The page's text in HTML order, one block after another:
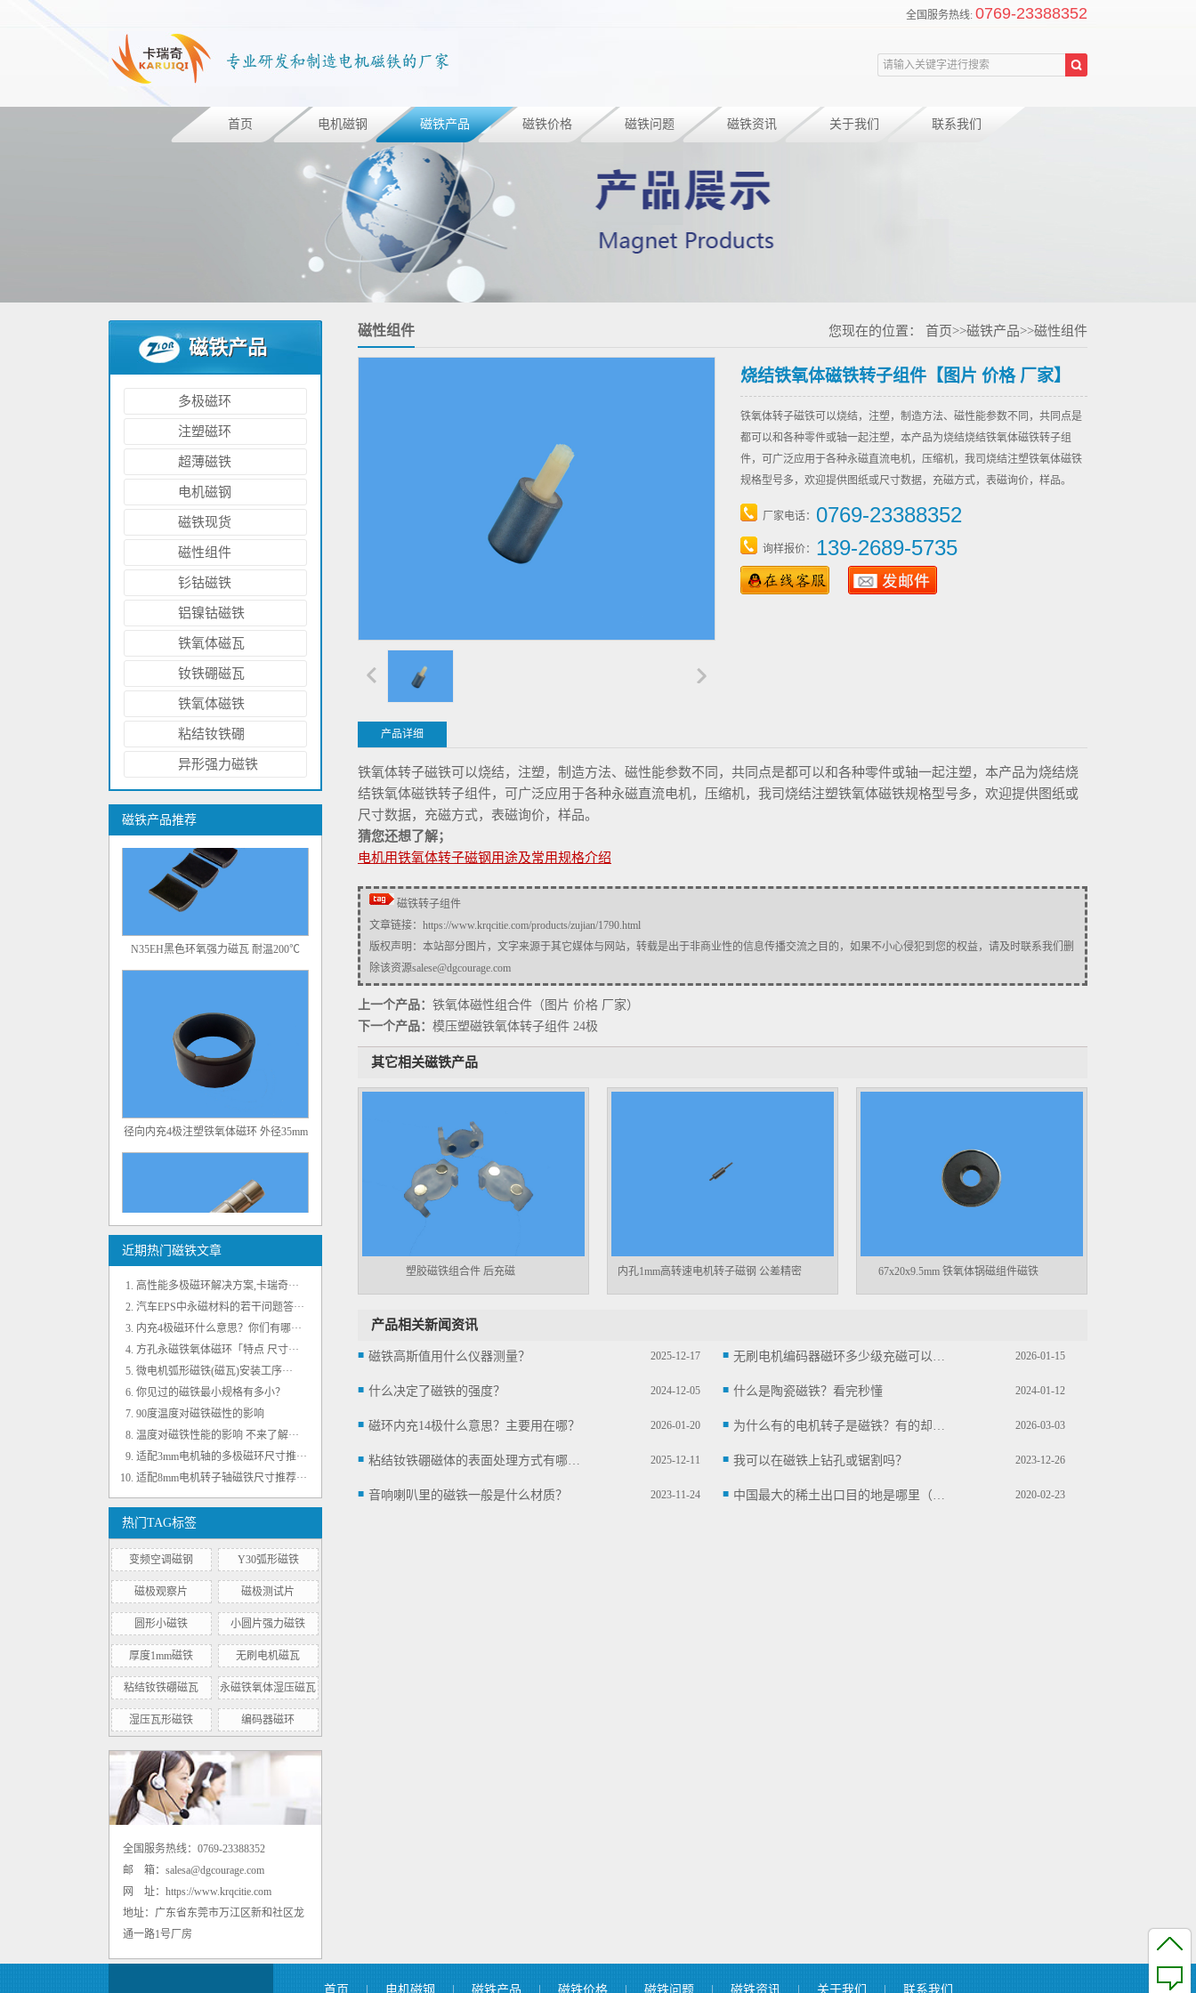
全国服务热线: 0769-23388352
首页 电机磁钢 磁铁产品 磁铁价格 磁铁问题 磁铁资讯 关于我们 联系我们
磁铁产品
多极磁环
注塑磁环
超薄磁铁
电机磁钢
磁铁现货
磁性组件
钐钴磁铁
铝镍钴磁铁
铁氧体磁瓦
钕铁硼磁瓦
铁氧体磁铁
粘结钕铁硼
异形强力磁铁
磁铁产品推荐
高性能陶瓷铁氧体多磁极径向环形磁铁
汽车门锁用异形状永磁铁(注塑钕铁硼材
N40H钕铁硼磁瓦磁钢片 可出口国外
N35EH黑色环氧强力磁瓦 耐温200℃
径向内充4极注塑铁氧体磁环 外径35mm
内孔8mm高剩磁径向转子磁环 500mt
径向多极烧结铁氧体一体转子（带钢
轴）
烧结钕铁硼强力磁瓦(瓦形磁铁)
近期热门磁铁文章
高性能多极磁环解决方案,卡瑞奇···
汽车EPS中永磁材料的若干问题答···
内充4极磁环什么意思？你们有哪···
方孔永磁铁氧体磁环「特点 尺寸···
微电机弧形磁铁(磁瓦)安装工序···
你见过的磁铁最小规格有多小？
90度温度对磁铁磁性的影响
温度对磁铁性能的影响 不来了解···
适配3mm电机轴的多极磁环尺寸推···
适配8mm电机转子轴磁铁尺寸推荐···
热门TAG标签
变频空调磁钢 Y30弧形磁铁
磁极观察片 磁极测试片
圆形小磁铁 小圆片强力磁铁
厚度1mm磁铁 无刷电机磁瓦
粘结钕铁硼磁瓦 永磁铁氧体湿压磁瓦
湿压瓦形磁铁 编码器磁环
全国服务热线：0769-23388352
邮 箱：salesa@dgcourage.com
网 址：https://www.krqcitie.com
地址：广东省东莞市万江区新和社区龙
通一路1号厂房
您现在的位置： 首页>>磁铁产品>>磁性组件
磁性组件
烧结铁氧体磁铁转子组件【图片 价格 厂家】
铁氧体转子磁铁可以烧结，注塑，制造方法、磁性能参数不同，共同点是
都可以和各种零件或轴一起注塑，本产品为烧结烧结铁氧体磁铁转子组
件，可广泛应用于各种永磁直流电机，压缩机，我司烧结注塑铁氧体磁铁
规格型号多，欢迎提供图纸或尺寸数据，充磁方式，表磁询价，样品。
厂家电话： 0769-23388352
询样报价： 139-2689-5735
产品详细
铁氧体转子磁铁可以烧结，注塑，制造方法、磁性能参数不同，共同点是都可以和各种零件或轴一起注塑，本产品为烧结烧
结铁氧体磁铁转子组件，可广泛应用于各种永磁直流电机，压缩机，我司烧结注塑铁氧体磁铁规格型号多，欢迎提供图纸或
尺寸数据，充磁方式，表磁询价，样品。
猜您还想了解；
电机用铁氧体转子磁钢用途及常用规格介绍
磁铁转子组件
文章链接： https://www.krqcitie.com/products/zujian/1790.html
版权声明：本站部分图片，文字来源于其它媒体与网站，转载是出于非商业性的信息传播交流之目的，如果不小心侵犯到您的权益，请及时联系我们删
除该资源salese@dgcourage.com
上一个产品： 铁氧体磁性组合件（图片 价格 厂家）
下一个产品： 模压塑磁铁氧体转子组件 24极
其它相关磁铁产品
塑胶磁铁组合件 后充磁 内孔1mm高转速电机转子磁钢 公差精密 67x20x9.5mm 铁氧体锅磁组件磁铁
产品相关新闻资讯
磁铁高斯值用什么仪器测量？ 2025-12-17 无刷电机编码器磁环多少级充磁可以看出来吗？ 2026-01-15
什么决定了磁铁的强度？ 2024-12-05 什么是陶瓷磁铁？看完秒懂 2024-01-12
磁环内充14极什么意思？主要用在哪？ 2026-01-20 为什么有的电机转子是磁铁？有的却不是？ 2026-03-03
粘结钕铁硼磁体的表面处理方式有哪些？ 2025-12-11 我可以在磁铁上钻孔或锯割吗？ 2023-12-26
音响喇叭里的磁铁一般是什么材质？ 2023-11-24 中国最大的稀土出口目的地是哪里（2019）？ 2020-02-23
首页 电机磁钢 磁铁产品 磁铁价格 磁铁问题 磁铁资讯 关于我们 联系我们